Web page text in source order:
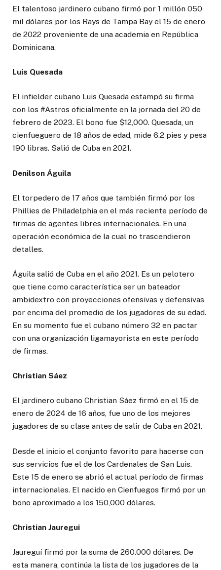
El talentoso jardinero cubano firmó por 1 millón 050
mil dólares por los Rays de Tampa Bay el 15 de enero
de 2022 proveniente de una academia en República
Dominicana.
Luis Quesada
El infielder cubano Luis Quesada estampó su firma
con los #Astros oficialmente en la jornada del 20 de
febrero de 2023. El bono fue $12,000. Quesada, un
cienfueguero de 18 años de edad, mide 6.2 pies y pesa
190 libras. Salió de Cuba en 2021.
Denilson Águila
El torpedero de 17 años que también firmó por los
Phillies de Philadelphia en el más reciente período de
firmas de agentes libres internacionales. En una
operación económica de la cual no trascendieron
detalles.
Águila salió de Cuba en el año 2021. Es un pelotero
que tiene como característica ser un bateador
ambidextro con proyecciones ofensivas y defensivas
por encima del promedio de los jugadores de su edad.
En su momento fue el cubano número 32 en pactar
con una organización ligamayorista en este período
de firmas.
Christian Sáez
El jardinero cubano Christian Sáez firmó en el 15 de
enero de 2024 de 16 años, fue uno de los mejores
jugadores de su clase antes de salir de Cuba en 2021.
Desde el inicio el conjunto favorito para hacerse con
sus servicios fue el de los Cardenales de San Luis.
Este 15 de enero se abrió el actual período de firmas
internacionales. El nacido en Cienfuegos firmó por un
bono aproximado a los 150,000 dólares.
Christian Jauregui
Jaureguí firmó por la suma de 260.000 dólares. De
esta manera, continúa la lista de los jugadores de la